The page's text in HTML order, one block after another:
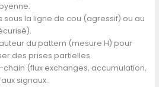
sous la ligne de cou (agressif) ou au
du pattern (mesure H) pour
des prises partielles.
(flux exchanges, accumulation,
signaux.